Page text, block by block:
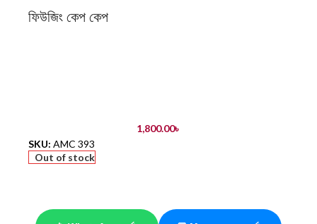
ফিউজিং কেপ কেপ
1,800.00৳
SKU: AMC 393
Out of stock